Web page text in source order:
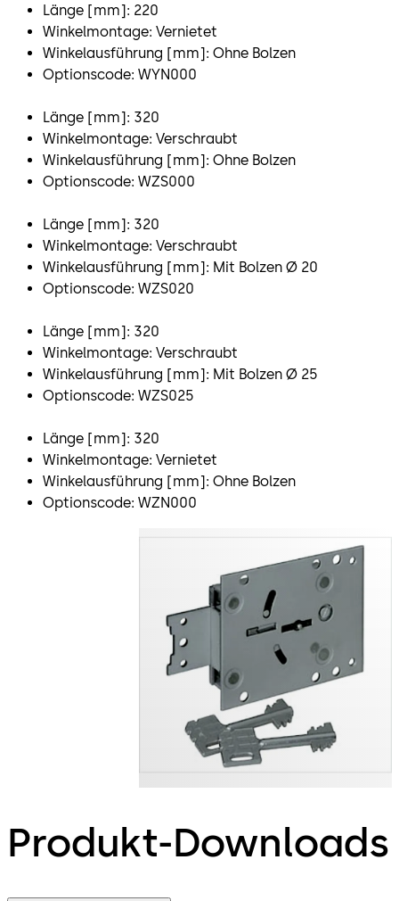
Länge [mm]: 220
Winkelmontage: Vernietet
Winkelausführung [mm]: Ohne Bolzen
Optionscode: WYN000
Länge [mm]: 320
Winkelmontage: Verschraubt
Winkelausführung [mm]: Ohne Bolzen
Optionscode: WZS000
Länge [mm]: 320
Winkelmontage: Verschraubt
Winkelausführung [mm]: Mit Bolzen Ø 20
Optionscode: WZS020
Länge [mm]: 320
Winkelmontage: Verschraubt
Winkelausführung [mm]: Mit Bolzen Ø 25
Optionscode: WZS025
Länge [mm]: 320
Winkelmontage: Vernietet
Winkelausführung [mm]: Ohne Bolzen
Optionscode: WZN000
Produkt-Downloads